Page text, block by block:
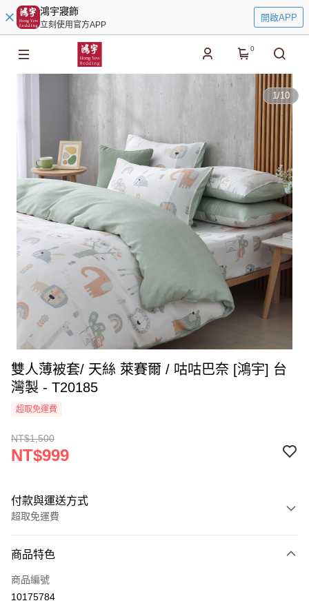
鴻宇寢飾
立刻使用官方APP
開啟APP
0
1/10
雙人薄被套/ 天絲 萊賽爾 / 咕咕巴奈 [鴻宇] 台
灣製 - T20185
超取免運費
NT$1,500
NT$999
付款與運送方式
超取免運費
信用卡一次付款
超商取貨付款
商品特色
商品編號
10175784